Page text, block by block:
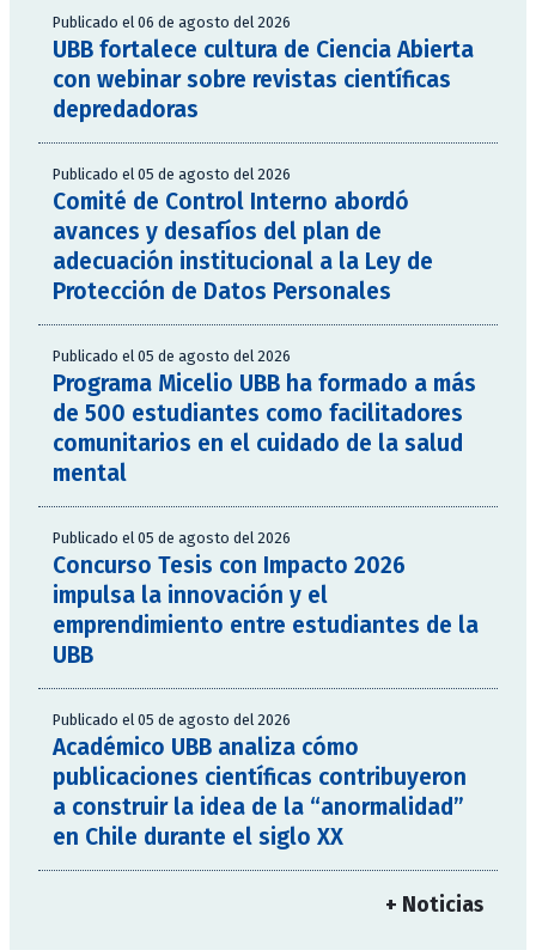
Publicado el 06 de agosto del 2026
UBB fortalece cultura de Ciencia Abierta
con webinar sobre revistas científicas
depredadoras
Publicado el 05 de agosto del 2026
Comité de Control Interno abordó
avances y desafíos del plan de
adecuación institucional a la Ley de
Protección de Datos Personales
Publicado el 05 de agosto del 2026
Programa Micelio UBB ha formado a más
de 500 estudiantes como facilitadores
comunitarios en el cuidado de la salud
mental
Publicado el 05 de agosto del 2026
Concurso Tesis con Impacto 2026
impulsa la innovación y el
emprendimiento entre estudiantes de la
UBB
Publicado el 05 de agosto del 2026
Académico UBB analiza cómo
publicaciones científicas contribuyeron
a construir la idea de la “anormalidad”
en Chile durante el siglo XX
+ Noticias